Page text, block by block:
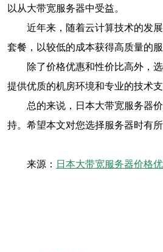
以从大带宽服务器中受益。
近年来，随着云计算技术的发
套餐，以较低的成本获得高质量的服
除了价格优惠和性价比高外，
提供优质的机房环境和专业的技术
总的来说，日本大带宽服务器
持。希望本文对您选择服务器时有所
来源： 日本大带宽服务器价格